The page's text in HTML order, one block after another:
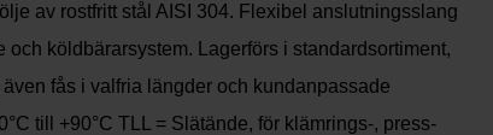
av rostfritt stål AISI 304. Flexibel anslutningsslang
och köldbärarsystem. Lagerförs i standardsortiment,
fås i valfria längder och kundanpassade
till +90°C TLL = Slätände, för klämrings-, press-